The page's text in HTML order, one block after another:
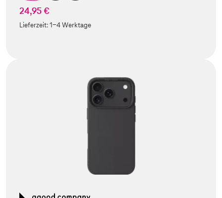
24,95 €
Lieferzeit:1-4 Werktage